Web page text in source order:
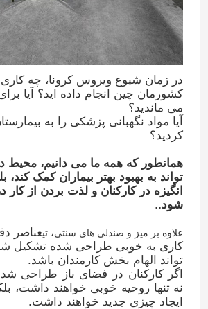
در زمان شیوع ویروس کرونا، چه
کشورمان چین انجام داده اید؟ آیا
می ماندید؟
آیا مواد نگهبانی پزشکی را به
کردید؟
همانطور که همه ما می دانیم، محیط
تواند به بهبود بهتر بیماران کمک کند،
انگیزه در کارکنان و لذت بردن از
شود..
علاوه بر میز و صندلی های سنتی، تیعناصر
کاری به خوبی طراحی شده تشکیل
تواند الهام بخش کارمندان باشد.
اگر کارکنان در فضای باز طراحی
نه تنها روحیه خوبی خواهند داشت،
ایجاد چیزی جدید خواهند داشت.